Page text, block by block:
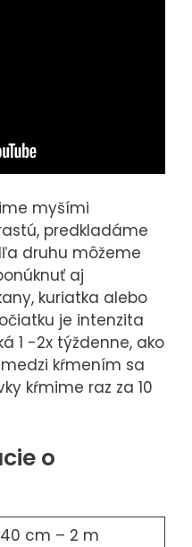
myšími
predkladáme
druhu môžeme
aj
kuriatka alebo
je intenzita
1 -2x týždenne, ako
kŕmením sa
kŕmime raz za 10
o
40 cm – 2 m